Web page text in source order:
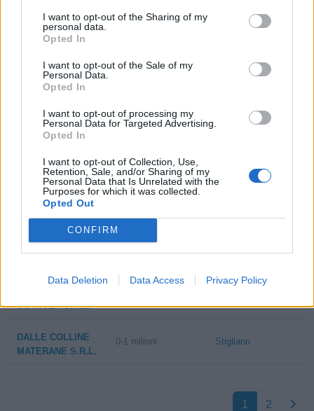
I want to opt-out of the Sharing of my
personal data.
Opted In
I want to opt-out of the Sale of my
Personal Data.
Opted In
I want to opt-out of processing my
Personal Data for Targeted Advertising.
Opted In
I want to opt-out of Collection, Use,
Retention, Sale, and/or Sharing of my
Personal Data that Is Unrelated with the
Purposes for which it was collected.
Opted Out
CONFIRM
Data Deletion Data Access Privacy Policy
FRANCESCO
DI PASCIUCCO
Stigliano
AGRIPETGARDEN
S.N.C. DI
ROMANO
PORCELLINI
LUCIA
IMMACOLATA
Stigliano
LUCANI GROUP
SG RIVER S.R.L.
DALLE COLLINE
MATERANE S.R.L.
0-1 milioni Stigliano
1 2